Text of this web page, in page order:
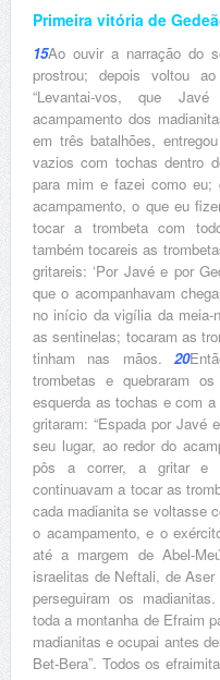
Primeira vitória de
15Ao ouvir a narração do
prostrou; depois voltou
“Levantai-vos, que
acampamento dos
em três batalhões,
vazios com tochas dentro
para mim e fazei como eu;
acampamento, o que eu
tocar a trombeta com
também tocareis as
gritareis: ‘Por Javé e por
que o acompanhavam
no início da vigília da meia-
as sentinelas; tocaram as
tinham nas mãos.20
trombetas e quebraram
esquerda as tochas e com
gritaram: “Espada por Javé
seu lugar, ao redor do
pôs a correr, a gritar
continuavam a tocar as
cada madianita se voltasse
o acampamento, e o
até a margem de Abel-
israelitas de Neftali, de
perseguiram os madianitas.
toda a montanha de Efraim
madianitas e ocupai antes
Bet-Bera”. Todos os